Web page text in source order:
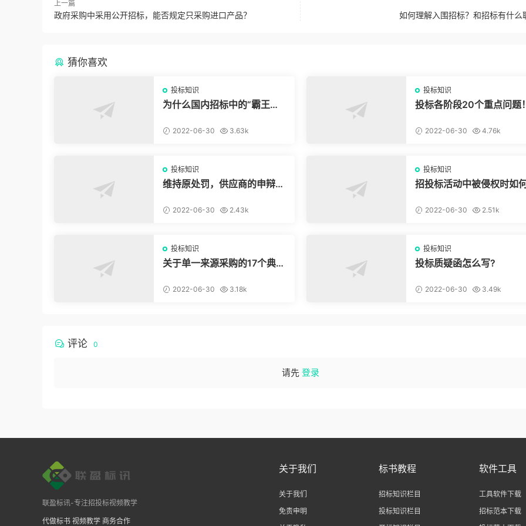
上一篇
政府采购中采用公开招标，能否规定只采购进口产品？ 如何理解入围招标？和招标有什么
猜你喜欢
投标知识
为什么国内招标中的“霸王条
2022-06-30 3.63k
投标知识
投标各阶段20个重点问题！
2022-06-30 4.76k
投标知识
维持原处罚，供应商的申辩被
2022-06-30 2.43k
投标知识
招投标活动中被侵权时如
2022-06-30 2.51k
投标知识
关于单一来源采购的17个典型
2022-06-30 3.18k
投标知识
投标质疑函怎么写?
2022-06-30 3.49k
评论 0
请先 登录
联盈标讯-专注招投标视频教学
代做标书 视频教学 商务合作
关于我们
关于我们
免责申明
标书教程
招标知识栏目
投标知识栏目
软件工具
工具软件下载
招标范本下载